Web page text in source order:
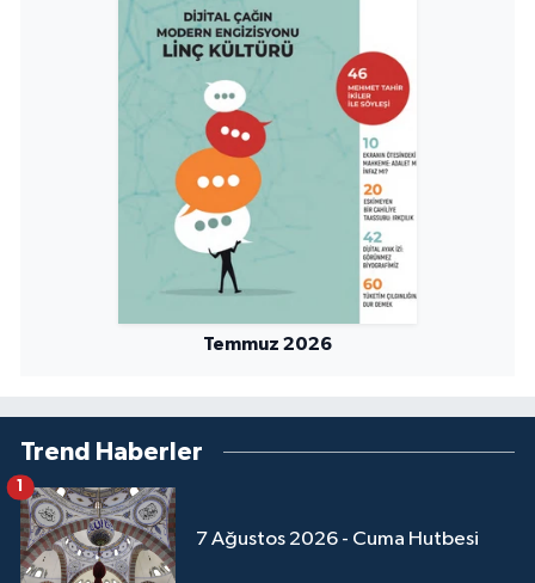
Temmuz 2026
Trend Haberler
7 Ağustos 2026 - Cuma Hutbesi
Tokat Müftülüğü
Trabzon Müftülüğü
Tunceli Müftülüğü
Uşak Müftülüğü
Van Müftülüğü
Yalova Müftülüğü
Yozgat Müftülüğü